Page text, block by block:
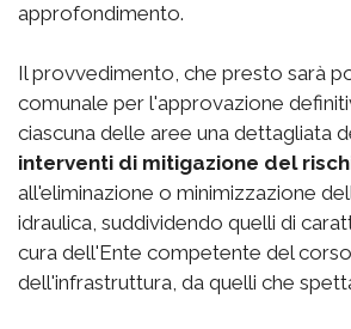
approfondimento.
Il provvedimento, che presto sarà
comunale per l'approvazione
ciascuna delle aree una dettagliata
interventi di mitigazione del
all'eliminazione o minimizzazione
idraulica, suddividendo quelli di
cura dell'Ente competente del
dell'infrastruttura, da quelli che